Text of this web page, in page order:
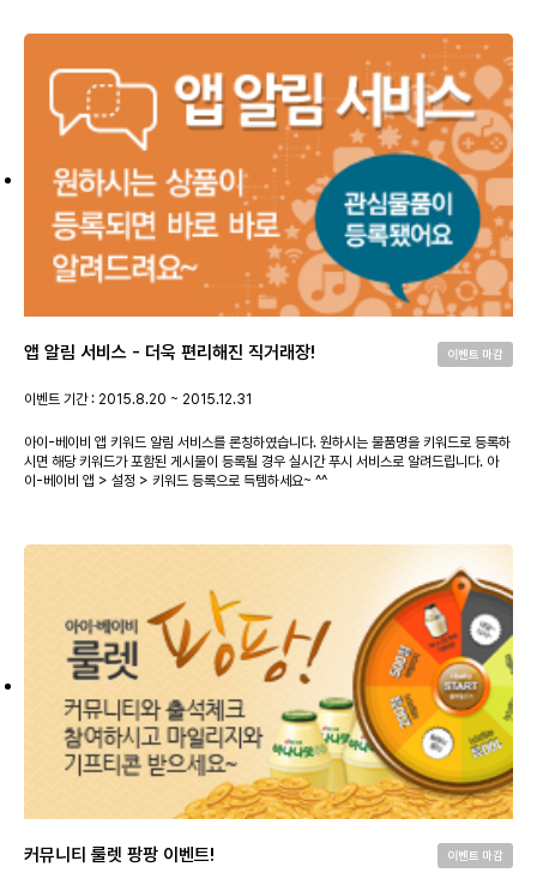
앱 알림 서비스 - 더욱 편리해진 직거래장! 이벤트 마감
이벤트 기간 : 2015.8.20 ~ 2015.12.31
아이-베이비 앱 키워드 알림 서비스를 론칭하였습니다. 원하시는 물품명을 키워드로 등록하
시면 해당 키워드가 포함된 게시물이 등록될 경우 실시간 푸시 서비스로 알려드립니다. 아
이-베이비 앱 > 설정 > 키워드 등록으로 득템하세요~ ^^
커뮤니티 룰렛 팡팡 이벤트! 이벤트 마감